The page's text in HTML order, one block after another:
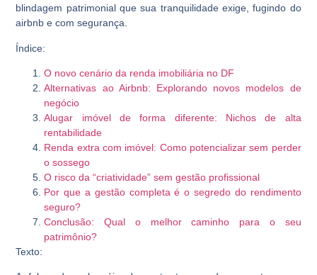
blindagem patrimonial que sua tranquilidade exige, fugindo do
airbnb e com segurança.
Índice:
O novo cenário da renda imobiliária no DF
Alternativas ao Airbnb: Explorando novos modelos de
negócio
Alugar imóvel de forma diferente: Nichos de alta
rentabilidade
Renda extra com imóvel: Como potencializar sem perder
o sossego
O risco da “criatividade” sem gestão profissional
Por que a gestão completa é o segredo do rendimento
seguro?
Conclusão: Qual o melhor caminho para o seu
patrimônio?
Texto: